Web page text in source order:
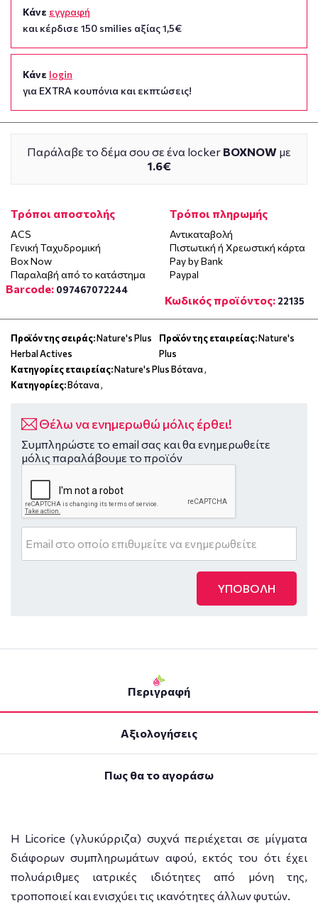
Κάνε εγγραφή
και κέρδισε 150 smilies αξίας 1,5€
Κάνε login
για EXTRA κουπόνια και εκπτώσεις!
Παράλαβε το δέμα σου σε ένα locker BOXNOW με
1.6€
Τρόποι αποστολής
ACS
Γενική Ταχυδρομική
Box Now
Παραλαβή από το κατάστημα
Τρόποι πληρωμής
Αντικαταβολή
Πιστωτική ή Χρεωστική κάρτα
Pay by Bank
Paypal
Barcode: 097467072244
Κωδικός προϊόντος: 22135
Προϊόν της σειράς:Nature's Plus
Herbal Actives
Προϊόν της εταιρείας:Nature's
Plus
Κατηγορίες εταιρείας:Nature's Plus Βότανα,
Κατηγορίες:Βότανα,
Θέλω να ενημερωθώ μόλις έρθει!
Συμπληρώστε το email σας και θα ενημερωθείτε
μόλις παραλάβουμε το προϊόν
ΥΠΟΒΟΛΗ
Περιγραφή
Αξιολογήσεις
Πως θα το αγοράσω
Η Licorice (γλυκύρριζα) συχνά περιέχεται σε μίγματα
διάφορων συμπληρωμάτων αφού, εκτός του ότι έχει
πολυάριθμες ιατρικές ιδιότητες από μόνη της,
τροποποιεί και ενισχύει τις ικανότητες άλλων φυτών.